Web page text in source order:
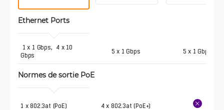
Ethernet Ports
Gbps
5 x 1 Gbps 5 x 1 Gbps
Normes de sortie PoE
1 x 802.3at (PoE) 4 x 802.3at (PoE+)